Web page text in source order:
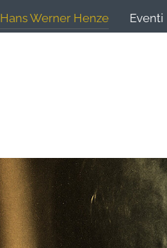
Hans Werner Henze Eventi